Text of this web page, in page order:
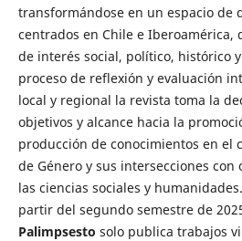
transformándose en un espacio de
centrados en Chile e Iberoamérica,
de interés social, político, histórico
proceso de reflexión y evaluación
local y regional la revista toma la
objetivos y alcance hacia la
producción de conocimientos en el
de Género y sus intersecciones
las ciencias sociales y
partir del segundo semestre de
Palimpsesto solo publica trabajos